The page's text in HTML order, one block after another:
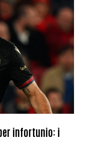
infortunio: i